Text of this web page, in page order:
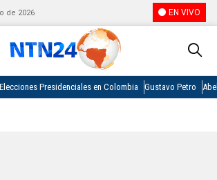
de 2026 EN VIVO
Elecciones Presidenciales en Colombia Gustavo Petro